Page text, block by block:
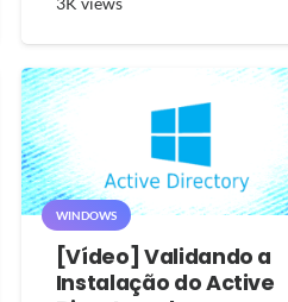
WINDOWS
[Vídeo] Validando a
Instalação do Active